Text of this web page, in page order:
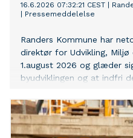
16.6.2026 07:32:21 CEST
Pressemeddelelse
Randers Kommune har
direktør for Udvikling,
1.august 2026 og glæder
byudviklingen og at indfri